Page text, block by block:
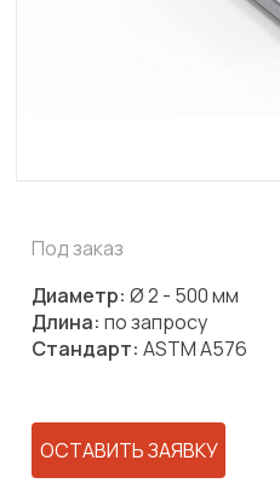
Под заказ
Диаметр: Ø 2 - 500 мм
Длина: по запросу
Стандарт: ASTM A576
ОСТАВИТЬ ЗАЯВКУ